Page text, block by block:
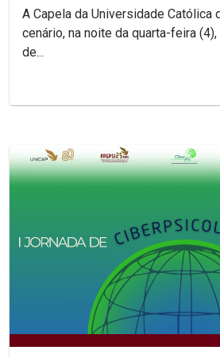
ecumênico e roda de
A Capela da Universidade Católica
cenário, na noite da quarta-feira
de...